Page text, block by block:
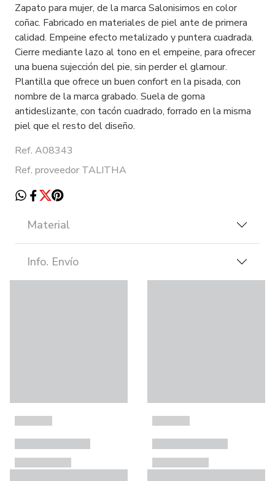
Zapato para mujer, de la marca Salonisimos en color
coñac. Fabricado en materiales de piel ante de primera
calidad. Empeine efecto metalizado y puntera cuadrada.
Cierre mediante lazo al tono en el empeine, para ofrecer
una buena sujección del pie, sin perder el glamour.
Plantilla que ofrece un buen confort en la pisada, con
nombre de la marca grabado. Suela de goma
antideslizante, con tacón cuadrado, forrado en la misma
piel que el resto del diseño.
Ref. A08343
Ref. proveedor TALITHA
Material
Info. Envío